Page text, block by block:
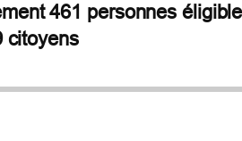
461 personnes
citoyens